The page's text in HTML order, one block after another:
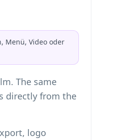
Menü, Video oder
The same
directly from the
logo